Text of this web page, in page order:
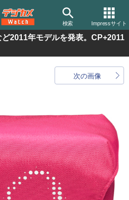
検索 Impressサイト
2011年モデルを発表。CP+2011
次の画像